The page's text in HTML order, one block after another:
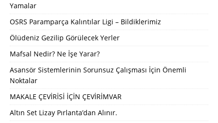
Yamalar
OSRS Paramparça Kalıntılar Ligi – Bildiklerimiz
Ölüdeniz Gezilip Görülecek Yerler
Mafsal Nedir? Ne İşe Yarar?
Asansör Sistemlerinin Sorunsuz Çalışması İçin Önemli
Noktalar
MAKALE ÇEVİRİSİ İÇİN ÇEVİRİMVAR
Altın Set Lizay Pırlanta’dan Alınır.